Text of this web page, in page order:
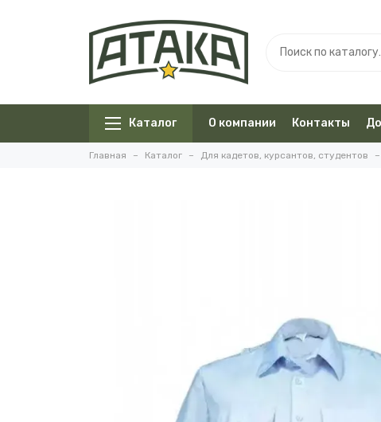
Каталог О компании Контакты
Главная Каталог Для кадетов, курсантов, студентов